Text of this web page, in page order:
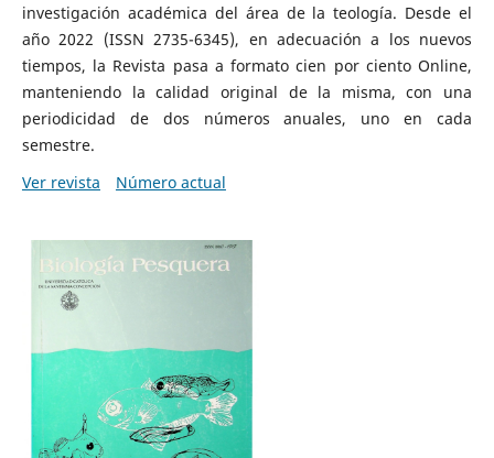
investigación académica del área de la teología. Desde el
año 2022 (ISSN 2735-6345), en adecuación a los nuevos
tiempos, la Revista pasa a formato cien por ciento Online,
manteniendo la calidad original de la misma, con una
periodicidad de dos números anuales, uno en cada
semestre.
Ver revista
Número actual